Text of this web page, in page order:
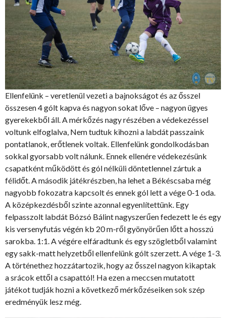
Ellenfelünk – veretlenül vezeti a bajnokságot és az ősszel
összesen 4 gólt kapva és nagyon sokat lőve – nagyon ügyes
gyerekekből áll. A mérkőzés nagy részében a védekezéssel
voltunk elfoglalva, Nem tudtuk kihozni a labdát passzaink
pontatlanok, erőtlenek voltak. Ellenfelünk gondolkodásban
sokkal gyorsabb volt nálunk. Ennek ellenére védekezésünk
csapatként működött és gól nélküli döntetlennel zártuk a
félidőt. A második játékrészben, ha lehet a Békéscsaba még
nagyobb fokozatra kapcsolt és ennek gól lett a vége 0-1 oda.
A középkezdésből szinte azonnal egyenlítettünk. Egy
felpasszolt labdát Bózsó Bálint nagyszerűen fedezett le és egy
kis versenyfutás végén kb 20 m-ről gyönyörűen lőtt a hosszú
sarokba. 1:1. A végére elfáradtunk és egy szögletből valamint
egy sakk-matt helyzetből ellenfelünk gólt szerzett. A vége 1-3.
A történethez hozzátartozik, hogy az ősszel nagyon kikaptak
a srácok ettől a csapattól! Ha ezen a meccsen mutatott
játékot tudják hozni a következő mérkőzéseiken sok szép
eredményük lesz még.